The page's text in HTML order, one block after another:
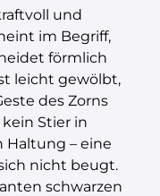
und
im Begriff,
förmlich
leicht gewölbt,
des Zorns
Stier in
Haltung – eine
nicht beugt.
schwarzen